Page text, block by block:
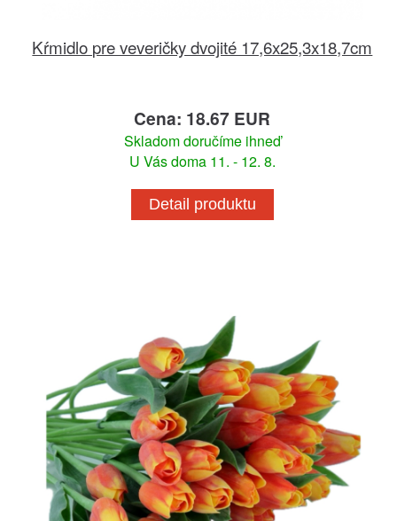
Kŕmidlo pre veveričky dvojité 17,6x25,3x18,7cm
Cena: 18.67 EUR
Skladom doručíme ihneď
U Vás doma 11. - 12. 8.
Detail produktu